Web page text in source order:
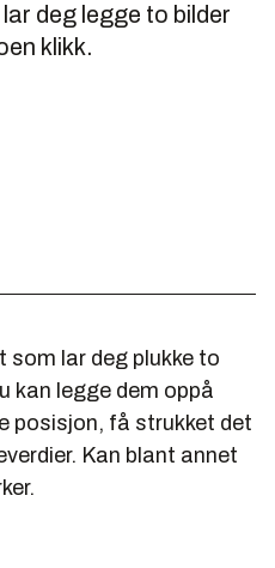
deg legge to bilder
klikk.
som lar deg plukke to
kan legge dem oppå
posisjon, få strukket det
Kan blant annet